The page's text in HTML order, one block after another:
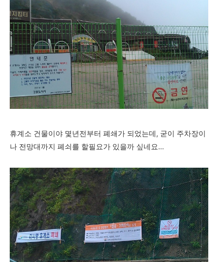
휴계소 건물이야 몇년전부터 폐쇄가 되었는데, 굳이 주차장이
나 전망대까지 폐쇠를 할필요가 있을까 싶네요...